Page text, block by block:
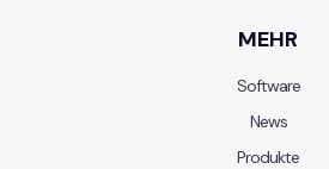
MEHR
Software
News
Produkte